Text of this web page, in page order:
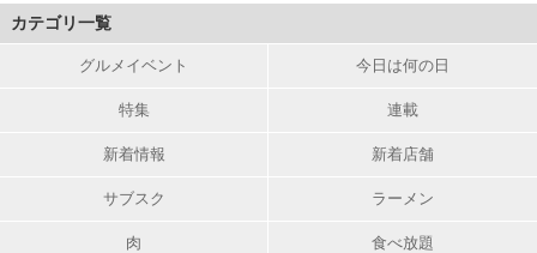
カテゴリ一覧
グルメイベント 今日は何の日
特集 連載
新着情報 新着店舗
サブスク ラーメン
肉 食べ放題